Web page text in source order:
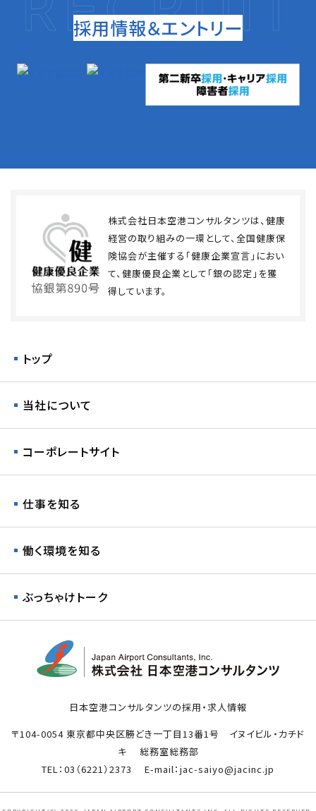
採用情報＆エントリー
株式会社日本空港コンサルタンツは、健康
経営の取り組みの一環として、全国健康保
険協会が主催する「健康企業宣言」におい
て、健康優良企業として「銀の認定」を獲
得しています。
トップ
当社について
コーポレートサイト
仕事を知る
働く環境を知る
ぶっちゃけトーク
日本空港コンサルタンツの採用・求人情報
〒104-0054 東京都中央区勝どき一丁目13番1号 イヌイビル・カチド
キ 総務室総務部
TEL：03（6221）2373 E-mail：jac-saiyo@jacinc.jp